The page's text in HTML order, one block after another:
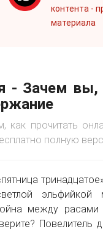
контента -
материала
- Зачем
как прочитать
полную
эльфийкой
между